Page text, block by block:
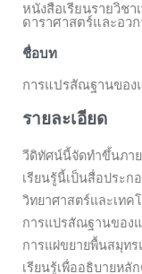
หนังสือเรียนรายวิช
ดาราศาสตร์และอวก
ชื่อบท
การแปรสัณฐานขอ
รายละเอียด
วีดิทัศน์นี้จัดทำขึ้นภาย
เรียนรู้นี้เป็นสื่อประก
วิทยาศาสตร์และเทค
การแปรสัณฐานของ
การแผ่ขยายพื้นสมุท
เรียนรู้เพื่ออธิบายห